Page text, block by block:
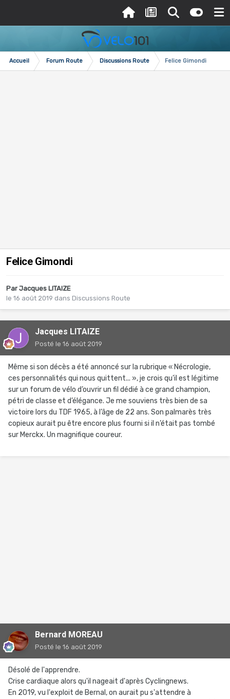
Accueil Forum Route Discussions Route Felice Gimondi
Felice Gimondi
Par Jacques LITAIZE
le 16 août 2019 dans Discussions Route
Jacques LITAIZE
Posté le 16 août 2019
Même si son décès a été annoncé sur la rubrique « Nécrologie,
ces personnalités qui nous quittent... », je crois qu’il est légitime
sur un forum de vélo d’ouvrir un fil dédié à ce grand champion,
pétri de classe et d’élégance. Je me souviens très bien de sa
victoire lors du TDF 1965, à l’âge de 22 ans. Son palmarès très
copieux aurait pu être encore plus fourni si il n’était pas tombé
sur Merckx. Un magnifique coureur.
Bernard MOREAU
Posté le 16 août 2019
Désolé de l'apprendre.
Crise cardiaque alors qu'il nageait d'après Cyclingnews.
En 2019, vu l'exploit de Bernal, on aurait pu s'attendre à